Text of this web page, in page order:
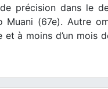
précision dans le
Muani (67e). Autre
et à moins d’un mois